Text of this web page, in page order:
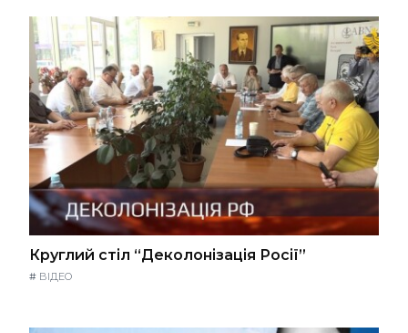
Круглий стіл “Деколонізація Росії”
# ВІДЕО